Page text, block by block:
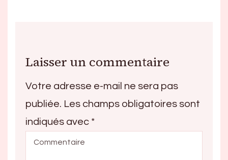
Laisser un commentaire
Votre adresse e-mail ne sera pas
publiée. Les champs obligatoires sont
indiqués avec *